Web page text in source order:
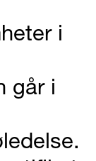
i
går i